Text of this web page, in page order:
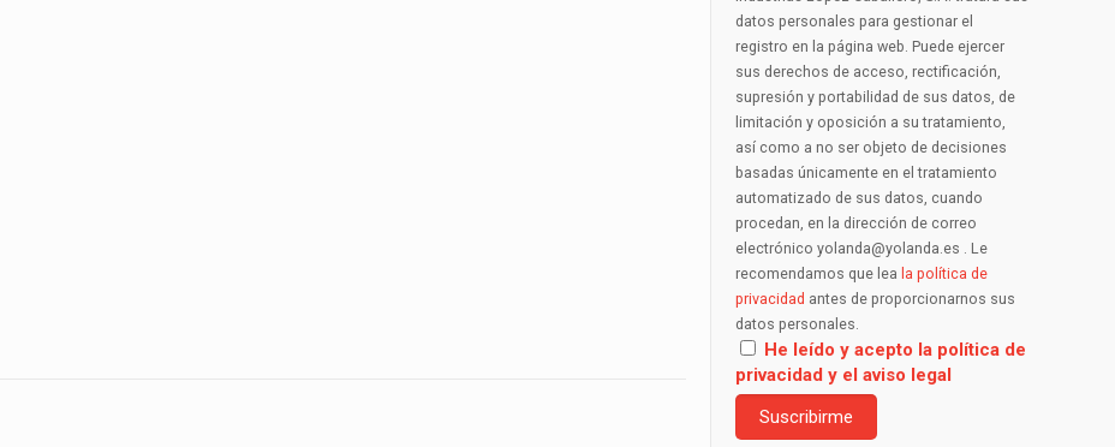
datos personales para gestionar el
registro en la página web. Puede ejercer
sus derechos de acceso, rectificación,
supresión y portabilidad de sus datos, de
limitación y oposición a su tratamiento,
así como a no ser objeto de decisiones
basadas únicamente en el tratamiento
automatizado de sus datos, cuando
procedan, en la dirección de correo
electrónico yolanda@yolanda.es . Le
recomendamos que lea la política de
privacidad antes de proporcionarnos sus
datos personales.
He leído y acepto la política de
privacidad y el aviso legal